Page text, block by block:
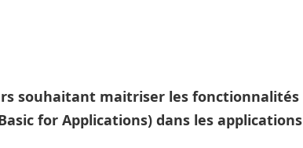
souhaitant maitriser les fonctionnalités
for Applications) dans les applications